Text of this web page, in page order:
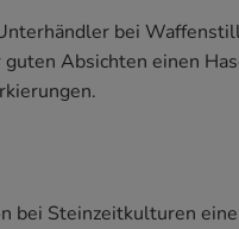
bei
Absichten einen
bei Steinzeitkulturen